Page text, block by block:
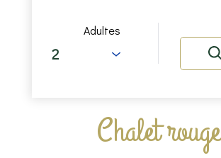
Adultes
Chalet rouge